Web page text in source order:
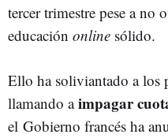
tercer trimestre pese a no
educación online sólido.
Ello ha soliviantado a los
llamando aimpagar
el Gobierno francés ha